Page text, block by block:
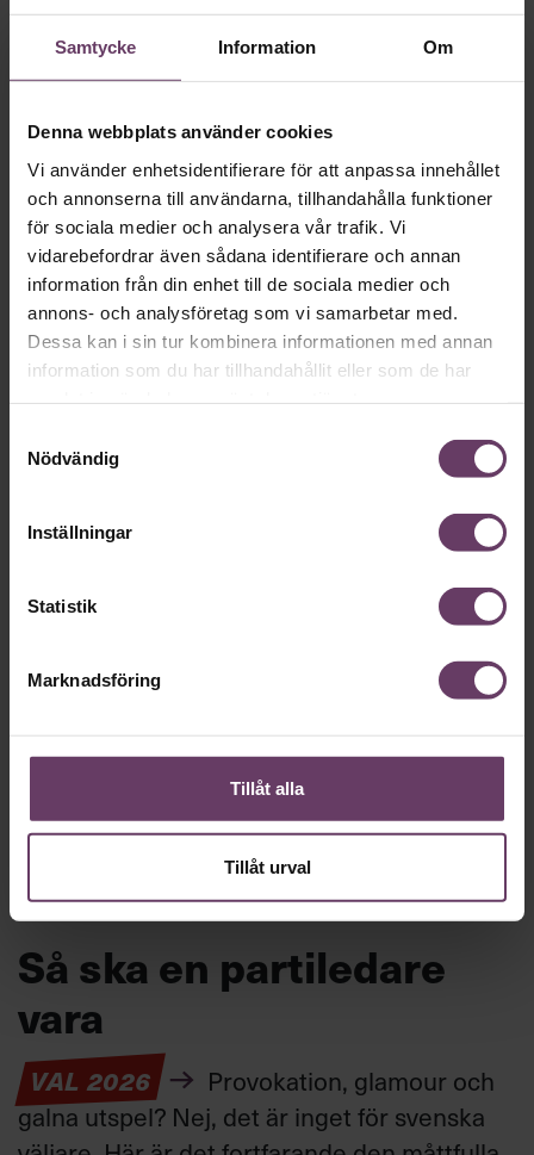
Samtycke Information Om
Denna webbplats använder cookies
Vi använder enhetsidentifierare för att anpassa innehållet
och annonserna till användarna, tillhandahålla funktioner
för sociala medier och analysera vår trafik. Vi
vidarebefordrar även sådana identifierare och annan
information från din enhet till de sociala medier och
annons- och analysföretag som vi samarbetar med.
Dessa kan i sin tur kombinera informationen med annan
information som du har tillhandahållit eller som de har
Nödvändig
Inställningar
Statistik
Marknadsföring
Tillåt alla
Tillåt urval
Varför fungerar det inte på jobbet? En fråga du säkert haft
anledning att ställa dig som chef. Svaren finns inte alltid där
Ledarskap
Ärkebiskopen: ”Ett tillfälle för ledare att
visa sin kärna”
Chef fick en pratstund med ärkebiskop Martin Modéus om
ledarskap, kommunikation och vad som är nyckeln till ett
riktigt bra sommarprat.
Ledarskap
Delta i Chefbarometern 2026
Ledarskap
ledare att
Så ska en partiledare
vara
VAL 2026
Provokation, glamour och
galna utspel? Nej, det är inget för svenska